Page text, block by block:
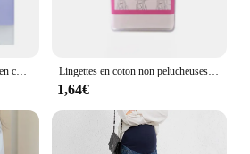
Sacs de tampons cosmétiques en coton, 100 pièces Lingettes en coton non pelucheuses pour extension de cils, 200 pièces, dissolvant de colle, tissu non tissé doux, tampons dissolvants, outils de maquillage, N64.Art
1,64€